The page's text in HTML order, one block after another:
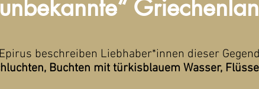
beschreiben Liebhaber*innen dieser
Buchten mit türkisblauem Wasser, Flüsse